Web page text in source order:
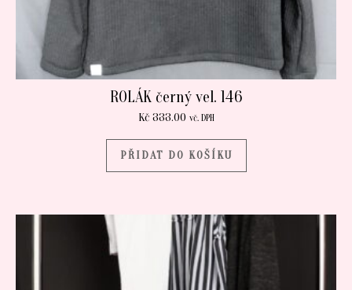
ROLÁK černý vel. 146
Kč333.00 vč. DPH
PŘIDAT DO KOŠÍKU